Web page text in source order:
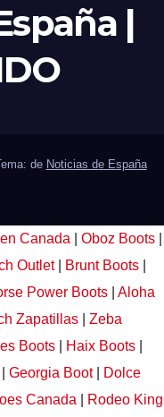
|
de Noticias de España
Canada Oboz Boots
Outlet Brunt Boots
Power Boots
Aloha
Zapatillas
Zeba
Boots Haix Boots
Georgia Boot|
Dolce
Canada Rodeo King